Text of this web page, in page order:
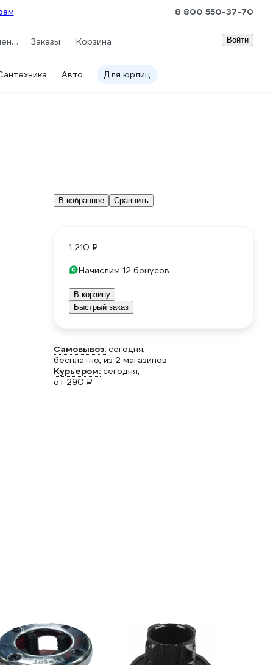
8 800 550-37-70
Сравнение Заказы Корзина Войти
Авто Для юрлиц
В избранное Сравнить
1 210 ₽
Начислим 12 бонусов
В корзину
Быстрый заказ
Самовывоз: сегодня,
бесплатно, из 2 магазинов
Курьером: сегодня,
от 290 ₽